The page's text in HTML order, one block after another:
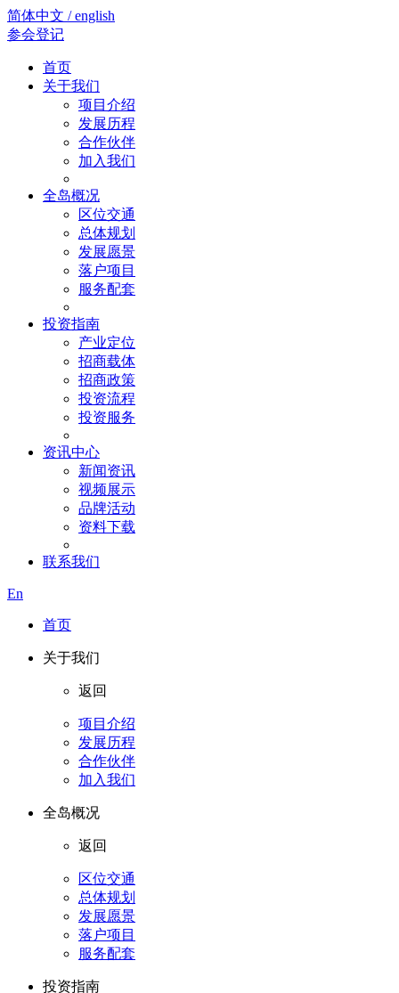
简体中文 / english
参会登记
首页
关于我们
项目介绍
发展历程
合作伙伴
加入我们
全岛概况
区位交通
总体规划
发展愿景
落户项目
服务配套
投资指南
产业定位
招商载体
招商政策
投资流程
投资服务
资讯中心
新闻资讯
视频展示
品牌活动
资料下载
联系我们
En
首页
关于我们
返回
项目介绍
发展历程
合作伙伴
加入我们
全岛概况
返回
区位交通
总体规划
发展愿景
落户项目
服务配套
投资指南